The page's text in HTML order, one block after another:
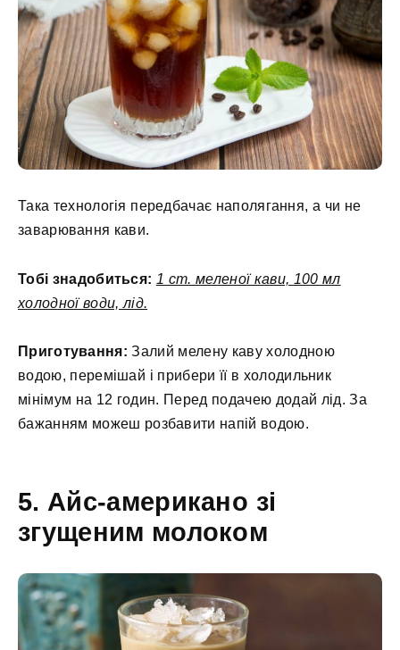
Така технологія передбачає наполягання, а чи не
заварювання кави.
Тобі знадобиться: 1 ст. меленої кави, 100 мл
холодної води, лід.
Приготування: Залий мелену каву холодною
водою, перемішай і прибери її в холодильник
мінімум на 12 годин. Перед подачею додай лід. За
бажанням можеш розбавити напій водою.
5. Айс-американо зі
згущеним молоком